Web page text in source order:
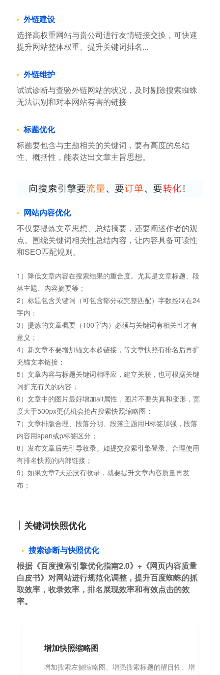
外链建设
选择高权重网站与贵公司进行友情链接交换，可快速
提升网站整体权重、提升关键词排名...
外链维护
试试诊断与查验外链网站的状况，及时剔除搜索蜘蛛
无法识别和对本网站有害的链接
标题优化
标题要包含与主题相关的关键词，要有高度的总结
性、概括性，能表达出文章主旨思想。
网站内容优化
不仅要提炼文章思想、总结摘要，还要阐述作者的观
点。围绕关键词相关性总结内容，让内容具备可读性
和SEO匹配规则。
1）降低文章内容在搜索结果的重合度。尤其是文章标题、段
落主题、内容摘要等；
2）标题包含关键词（可包含部分或完整匹配）字数控制在24
字内；
3）提炼的文章概要（100字内）必须与关键词有相关性才有
意义；
4）新文章不要增加锚文本超链接，等文章快照有排名后再扩
充锚文本链接；
5）文章内容与标题关键词相呼应，建立关联，也可根据关键
词扩充有关的内容；
6）文章中的图片最好增加alt属性，图片不要失真和变形，宽
度大于500px更优机会抢占搜索快照缩略图；
7）文章排版合理、段落分明、段落主题用H标签加强，段落
内容用span或p标签区分；
8）发布文章后先引导收录。如提交搜索引擎登录、合理使用
有排名快照的内部链接；
9）如果文章7天还没有收录，就要提升文章内容质量再发
布；
关键词快照优化
搜索诊断与快照优化
根据《百度搜索引擎优化指南2.0》+《网页内容质量
白皮书》对网站进行规范化调整，提升百度蜘蛛的抓
取效率，收录效率，排名展现效率和有效点击的效
率。
增加快照缩略图
增加搜索左侧缩略图、增强搜索标题的醒目性、增